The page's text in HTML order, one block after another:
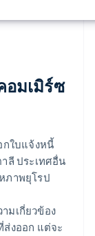
อมเมิร์ซ
กใบแจ้งหนี้
ลี ประเทศอื่น
ภาพยุโรป
มเกี่ยวข้อง
ส่งออก แต่จะ